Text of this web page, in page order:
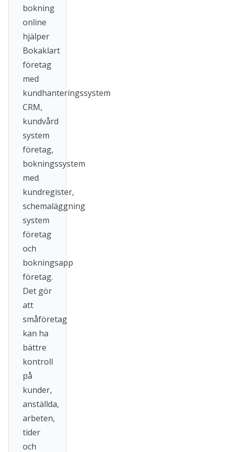
bokning
online
hjälper
Bokaklart
företag
med
kundhanteringssystem
CRM,
kundvård
system
företag,
bokningssystem
med
kundregister,
schemaläggning
system
företag
och
bokningsapp
företag.
Det gör
att
småföretag
kan ha
bättre
kontroll
på
kunder,
anställda,
arbeten,
tider
och